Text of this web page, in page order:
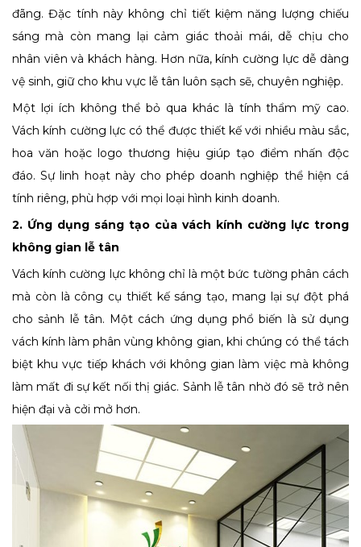
đãng. Đặc tính này không chỉ tiết kiệm năng lượng chiếu
sáng mà còn mang lại cảm giác thoải mái, dễ chịu cho
nhân viên và khách hàng. Hơn nữa, kính cường lực dễ dàng
vệ sinh, giữ cho khu vực lễ tân luôn sạch sẽ, chuyên nghiệp.
Một lợi ích không thể bỏ qua khác là tính thẩm mỹ cao.
Vách kính cường lực có thể được thiết kế với nhiều màu sắc,
hoa văn hoặc logo thương hiệu giúp tạo điểm nhấn độc
đáo. Sự linh hoạt này cho phép doanh nghiệp thể hiện cá
tính riêng, phù hợp với mọi loại hình kinh doanh.
2. Ứng dụng sáng tạo của vách kính cường lực trong
không gian lễ tân
Vách kính cường lực không chỉ là một bức tường phân cách
mà còn là công cụ thiết kế sáng tạo, mang lại sự đột phá
cho sảnh lễ tân. Một cách ứng dụng phổ biến là sử dụng
vách kính làm phân vùng không gian, khi chúng có thể tách
biệt khu vực tiếp khách với không gian làm việc mà không
làm mất đi sự kết nối thị giác. Sảnh lễ tân nhờ đó sẽ trở nên
hiện đại và cởi mở hơn.